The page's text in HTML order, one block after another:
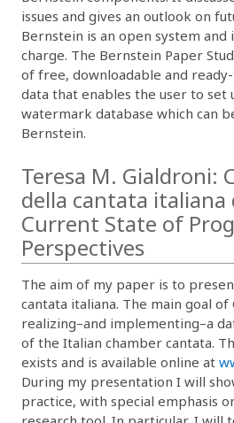
issues and gives an outlook on
Bernstein is an open system and
charge. The Bernstein Paper
of free, downloadable and
data that enables the user to set
watermark database which can
Bernstein.
Teresa M. Gialdroni:
della cantata italiana
Current State of
Perspectives
The aim of my paper is to
cantata italiana. The main goal of
realizing–and implementing–a
of the Italian chamber cantata.
exists and is available online at
During my presentation I will
practice, with special emphasis